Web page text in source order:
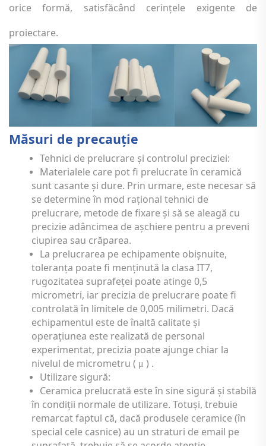
orice formă, satisfăcând cerințele exigente de
proiectare.
Măsuri de precauţie
Tehnici de prelucrare și controlul preciziei:
Materialele care pot fi prelucrate în ceramică
sunt casante și dure. Prin urmare, este necesar să
se determine în mod rațional tehnici de
prelucrare, metode de fixare și să se aleagă cu
precizie adâncimea de așchiere pentru a preveni
ciupirea sau crăparea.
La prelucrarea pe echipamente obișnuite,
toleranța poate fi menținută la clasa IT7,
rugozitatea suprafeței poate atinge 0,5
micrometri, iar precizia de prelucrare poate fi
controlată în limitele de 0,005 milimetri. Dacă
echipamentul este de înaltă calitate și
operațiunea este realizată de personal
experimentat, precizia poate ajunge chiar la
nivelul de micrometru ( μ ) .
Utilizare sigură:
Ceramica prelucrată este în sine sigură și stabilă
în condiții normale de utilizare. Totuși, trebuie
remarcat faptul că, dacă produsele ceramice (în
special cele casnice) au un straturi de email pe